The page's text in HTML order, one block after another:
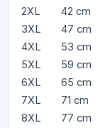
2XL
42 cm
3XL
47 cm
4XL
53 cm
5XL
59 cm
6XL
65 cm
7XL
71 cm
8XL
77 cm